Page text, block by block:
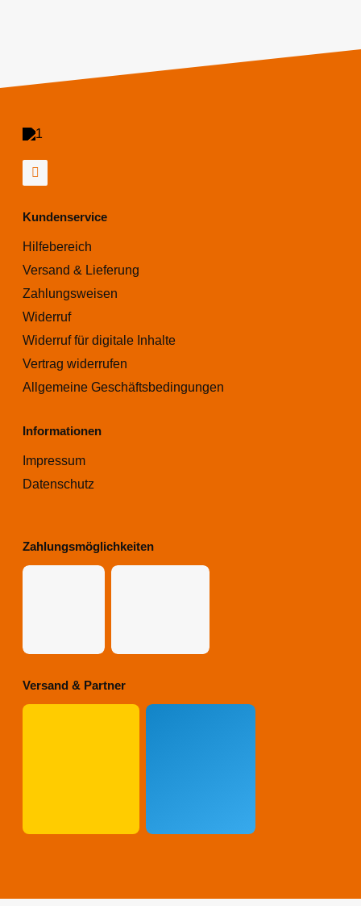
Kundenservice
Hilfebereich
Versand & Lieferung
Zahlungsweisen
Widerruf
Widerruf für digitale Inhalte
Vertrag widerrufen
Allgemeine Geschäftsbedingungen
Informationen
Impressum
Datenschutz
Zahlungsmöglichkeiten
Versand & Partner